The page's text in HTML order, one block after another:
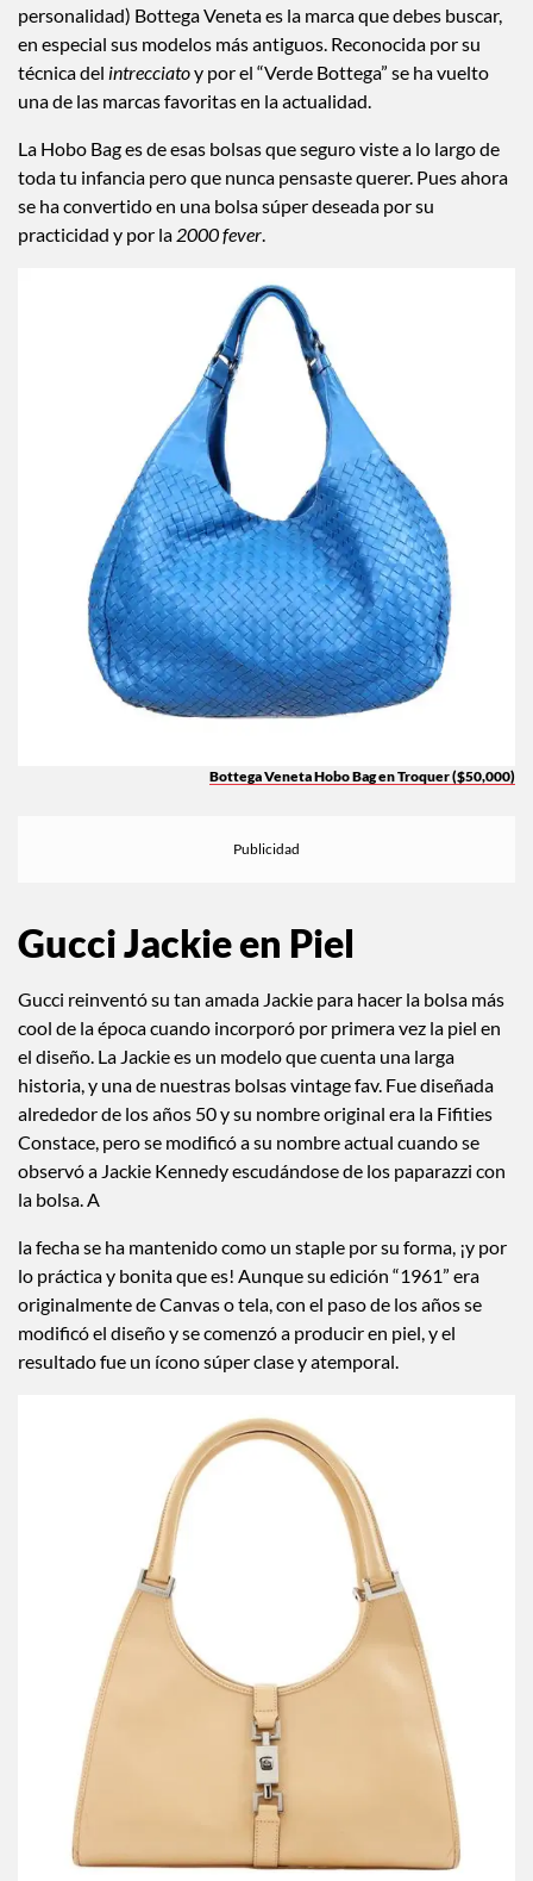
personalidad) Bottega Veneta es la marca que debes buscar,
en especial sus modelos más antiguos. Reconocida por su
técnica del intrecciatoy por el “Verde Bottega” se ha vuelto
una de las marcas favoritas en la actualidad.
La Hobo Bag es de esas bolsas que seguro viste a lo largo de
toda tu infancia pero que nunca pensaste querer. Pues ahora
se ha convertido en una bolsa súper deseada por su
practicidad y por la 2000fever
Bottega Veneta Hobo Bag en Troquer ($50,000)
Gucci Jackie en Piel
Gucci reinventó su tan amada Jackie para hacer la bolsa más
cool de la época cuando incorporó por primera vez la piel en
el diseño. La Jackie es un modelo que cuenta una larga
historia, y una de nuestras bolsas vintage fav. Fue diseñada
alrededor de los años 50 y su nombre original era la Fifities
Constace, pero se modificó a su nombre actual cuando se
observó a Jackie Kennedy escudándose de los paparazzi con
la bolsa. A
la fecha se ha mantenido como un staple por su forma, ¡y por
lo práctica y bonita que es! Aunque su edición “1961” era
originalmente de Canvas o tela, con el paso de los años se
modificó el diseño y se comenzó a producir en piel, y el
resultado fue un ícono súper clase y atemporal.